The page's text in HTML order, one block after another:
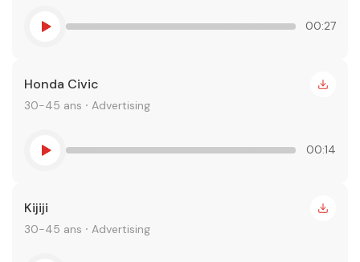
00:27
Honda Civic
30-45 ans ⸱ Advertising
00:14
Kijiji
30-45 ans ⸱ Advertising